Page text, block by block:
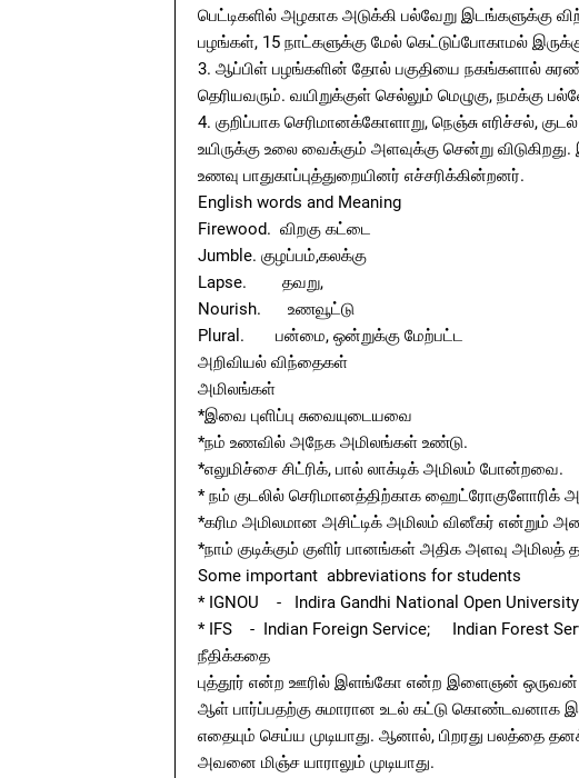
பெட்டிகளில் அழகாக அடுக்கி பல்வேறு இடங்களுக்கு
பழங்கள், 15 நாட்களுக்கு மேல் கெட்டுப்போகாமல்
3. ஆப்பிள் பழங்களின் தோல் பகுதியை நகங்களால்
தெரியவரும். வயிறுக்குள் செல்லும் மெழுகு, நமக்கு
4. குறிப்பாக செரிமானக்கோளாறு, நெஞ்சு எரிச்சல்,
உயிருக்கு உலை வைக்கும் அளவுக்கு சென்று
உணவு பாதுகாப்புத்துறையினர் எச்சரிக்கின்றனர்.
English words and Meaning
Firewood. விறகு கட்டை
Jumble. குழப்பம்,கலக்கு
Lapse. தவறு,
Nourish. உணவூட்டு
Plural. பன்மை, ஒன்றுக்கு மேற்பட்ட
அறிவியல் விந்தைகள்
அமிலங்கள்
*இவை புளிப்பு சுவையுடையவை
*நம் உணவில் அநேக அமிலங்கள் உண்டு.
*எலுமிச்சை சிட்ரிக், பால் லாக்டிக் அமிலம் போன்றவை.
* நம் குடலில் செரிமானத்திற்காக ஹைட்ரோகுளோரிக்
*கரிம அமிலமான அசிட்டிக் அமிலம் வினீகர் என்றும்
*நாம் குடிக்கும் குளிர் பானங்கள் அதிக அளவு
Some important abbreviations for students
* IGNOU - Indira Gandhi National Open University
* IFS - Indian Foreign Service; Indian Forest
நீதிக்கதை
புத்தூர் என்ற ஊரில் இளங்கோ என்ற இளைஞன்
ஆள் பார்ப்பதற்கு சுமாரான உடல் கட்டு கொண்டவனாக
எதையும் செய்ய முடியாது. ஆனால், பிறரது பலத்தை
அவனை மிஞ்ச யாராலும் முடியாது.